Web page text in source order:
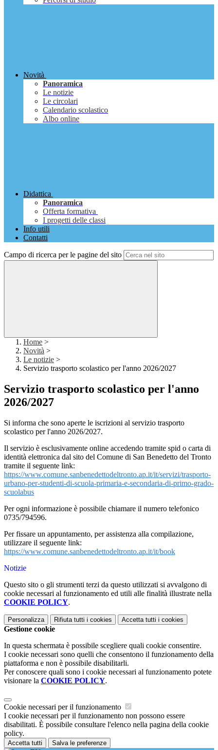
Novità
Panoramica
Le notizie
Le circolari
Calendario scolastico
Albo online
Didattica
Panoramica
Offerta formativa
I progetti delle classi
Info utili
Contatti
Campo di ricerca per le pagine del sito
Home >
Novità >
Le notizie >
Servizio trasporto scolastico per l'anno 2026/2027
Servizio trasporto scolastico per l'anno
2026/2027
Si informa che sono aperte le iscrizioni al servizio trasporto
scolastico per l'anno 2026/2027.
Il servizio è esclusivamente online accedendo tramite spid o carta di
identità elettronica dal sito del Comune di San Benedetto del Tronto
tramite il seguente link:
https://www.comune.sanbenedettodeltronto.ap.it/it/servizi/trasporto-
urbano-per-studenti-di-scuola-primaria-e-secondaria-di-primo-grado-
scuolabus
Per ogni informazione è possibile chiamare il numero telefonico
0735/794596.
Per fissare un appuntamento, per assistenza alla compilazione,
utilizzare il seguente link:
https://www.comune.sanbenedettodeltronto.ap.it/it/book
Notizie
Questo sito o gli strumenti terzi da questo utilizzati si avvalgono di
cookie necessari al funzionamento ed utili alle finalità illustrate nella
COOKIE POLICY.
Personalizza Rifiuta tutti i cookies Accetta tutti i cookies
Gestione cookie
In questa schermata è possibile scegliere quali cookie consentire.
I cookie necessari sono quelli che consentono il funzionamento della
piattaforma e non è possibile disabilitarli.
Per conoscere quali sono i cookie necessari al funzionamento potete
visionare la COOKIE POLICY.
Cookie necessari per il funzionamento
I cookie necessari per il funzionamento non possono essere
disabilitati. È possibile consultare l'elenco nella pagina della cookie
policy.
Accetta tutti Salva le preferenze